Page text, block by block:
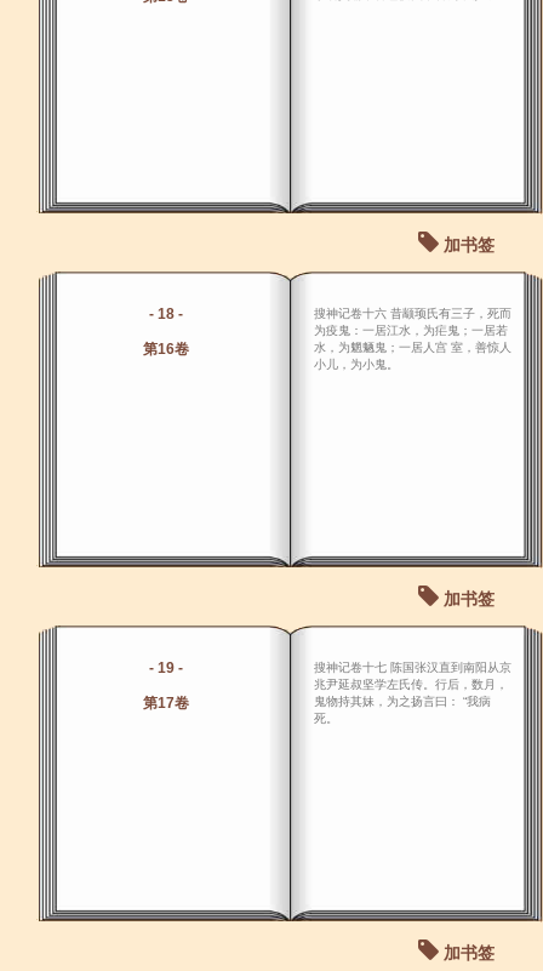
加书签
- 18 -
第16卷
搜神记卷十六 昔颛顼氏有三子，死而
为疫鬼：一居江水，为疟鬼；一居若
水，为魍魉鬼；一居人宫 室，善惊人
小儿，为小鬼。
加书签
- 19 -
第17卷
搜神记卷十七 陈国张汉直到南阳从京
兆尹延叔坚学左氏传。行后，数月，
鬼物持其妹，为之扬言曰： “我病
死。
加书签